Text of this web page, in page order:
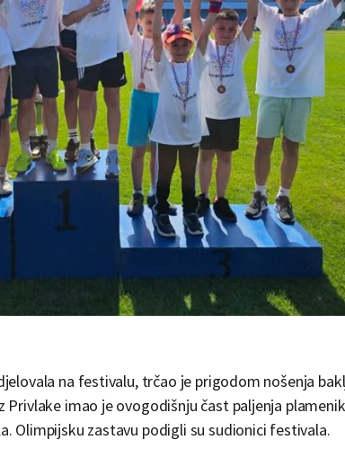
na festivalu, trčao je prigodom nošenja
Privlake imao je ovogodišnju čast paljenja
Olimpijsku zastavu podigli su sudionici festivala.